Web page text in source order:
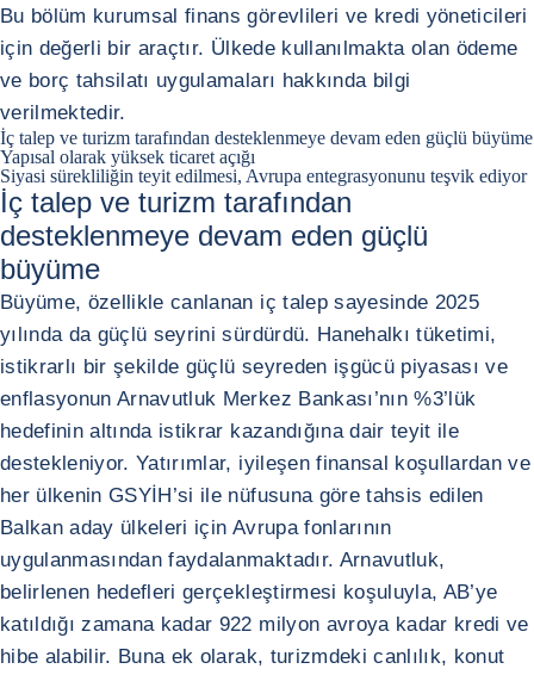
Bu bölüm kurumsal finans görevlileri ve kredi yöneticileri
için değerli bir araçtır. Ülkede kullanılmakta olan ödeme
ve borç tahsilatı uygulamaları hakkında bilgi
verilmektedir.
İç talep ve turizm tarafından desteklenmeye devam eden güçlü büyüme
Yapısal olarak yüksek ticaret açığı
Siyasi sürekliliğin teyit edilmesi, Avrupa entegrasyonunu teşvik ediyor
İç talep ve turizm tarafından
desteklenmeye devam eden güçlü
büyüme
Büyüme, özellikle canlanan iç talep sayesinde 2025
yılında da güçlü seyrini sürdürdü. Hanehalkı tüketimi,
istikrarlı bir şekilde güçlü seyreden işgücü piyasası ve
enflasyonun Arnavutluk Merkez Bankası’nın %3’lük
hedefinin altında istikrar kazandığına dair teyit ile
destekleniyor. Yatırımlar, iyileşen finansal koşullardan ve
her ülkenin GSYİH’si ile nüfusuna göre tahsis edilen
Balkan aday ülkeleri için Avrupa fonlarının
uygulanmasından faydalanmaktadır. Arnavutluk,
belirlenen hedefleri gerçekleştirmesi koşuluyla, AB’ye
katıldığı zamana kadar 922 milyon avroya kadar kredi ve
hibe alabilir. Buna ek olarak, turizmdeki canlılık, konut